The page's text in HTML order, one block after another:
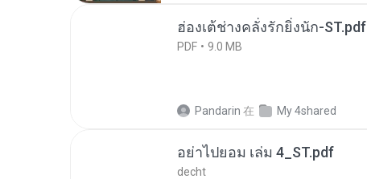
ฮ่องเต้ช่างคลั่งรักยิ่งนัก-ST.pdf
PDF 9.0 MB
Pandarin 在 My 4shared
อย่าไปยอม เล่ม 4_ST.pdf
decht